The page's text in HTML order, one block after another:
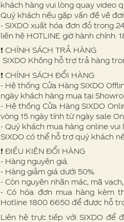
khách hàng vui lòng quay video
Quý khách nếu gặp vấn đề về
- SIXDO xuất hóa đơn đỏ trong
liên hệ HOTLINE giờ hành
❗️ CHÍNH SÁCH TRẢ HÀNG
SIXDO Không hỗ trợ trả hàng
❗️ CHÍNH SÁCH ĐỔI HÀNG
- Hệ thống Cửa Hàng SIXDO
ngày khách hàng mua tại
- Hệ thống Cửa Hàng SIXDO
vòng 15 ngày tính từ ngày sale
- Quý khách mua hàng online
SIXDO có thể hỗ trợ quý khách
❗ ️ĐIỀU KIỆN ĐỔI HÀNG
- Hàng nguyên giá.
- Hàng giảm giá dưới 50%.
- Còn nguyên nhãn mác, mã
- Có hóa đơn mua hàng kèm
Hotline 1800 6650 để được hỗ
Liên hệ trực tiếp với SIXDO để